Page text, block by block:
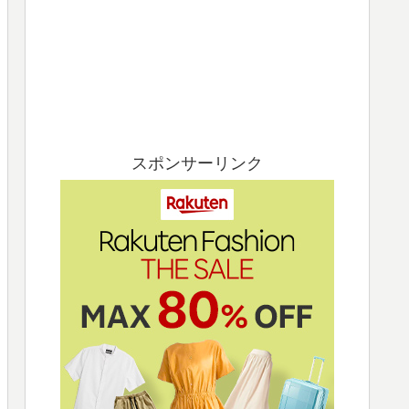
スポンサーリンク